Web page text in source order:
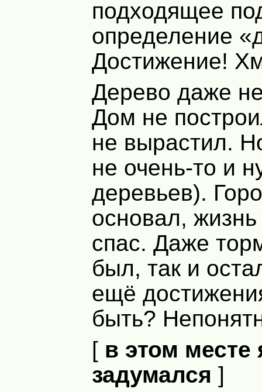
подходящее
определение
Достижение!
Дерево даже
Дом не
не вырастил.
не очень-то и
деревьев).
основал,
спас. Даже
был, так и
ещё
быть?
[ в этом месте
задумался ]